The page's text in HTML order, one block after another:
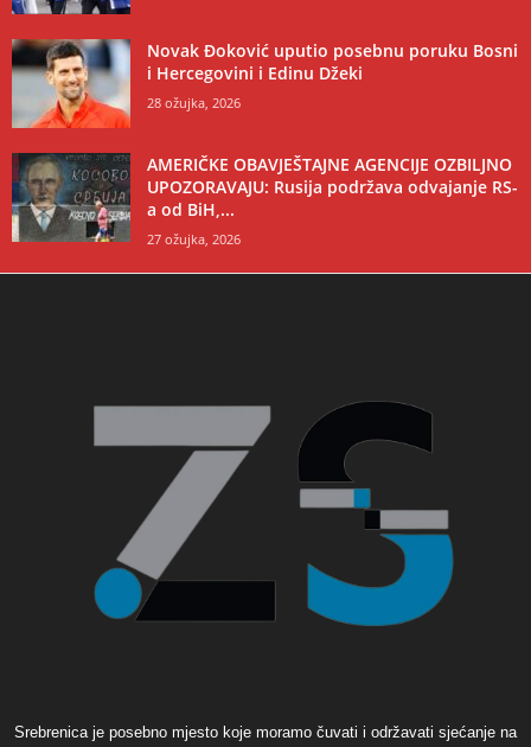
Novak Đoković uputio posebnu poruku Bosni
i Hercegovini i Edinu Džeki
28 ožujka, 2026
AMERIČKE OBAVJEŠTAJNE AGENCIJE OZBILJNO
UPOZORAVAJU: Rusija podržava odvajanje RS-
a od BiH,...
27 ožujka, 2026
Srebrenica je posebno mjesto koje moramo čuvati i održavati sjećanje na